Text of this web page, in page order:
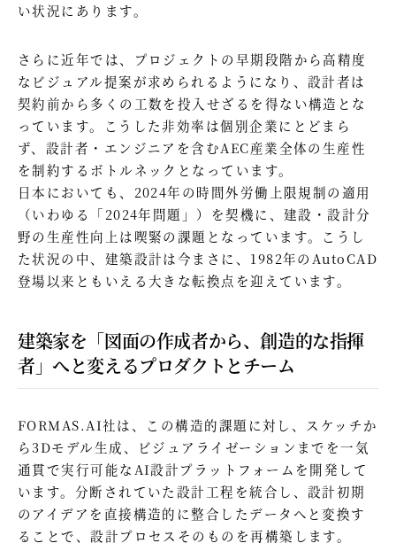
い状況にあります。
さらに近年では、プロジェクトの早期段階から高精度
なビジュアル提案が求められるようになり、設計者は
契約前から多くの工数を投入せざるを得ない構造とな
っています。こうした非効率は個別企業にとどまら
ず、設計者・エンジニアを含むAEC産業全体の生産性
を制約するボトルネックとなっています。
日本においても、2024年の時間外労働上限規制の適用
（いわゆる「2024年問題」）を契機に、建設・設計分
野の生産性向上は喫緊の課題となっています。こうし
た状況の中、建築設計は今まさに、1982年のAutoCAD
登場以来ともいえる大きな転換点を迎えています。
建築家を「図面の作成者から、創造的な指揮
者」へと変えるプロダクトとチーム
FORMAS.AI社は、この構造的課題に対し、スケッチか
ら3Dモデル生成、ビジュアライゼーションまでを一気
通貫で実行可能なAI設計プラットフォームを開発して
います。分断されていた設計工程を統合し、設計初期
のアイデアを直接構造的に整合したデータへと変換す
ることで、設計プロセスそのものを再構築します。